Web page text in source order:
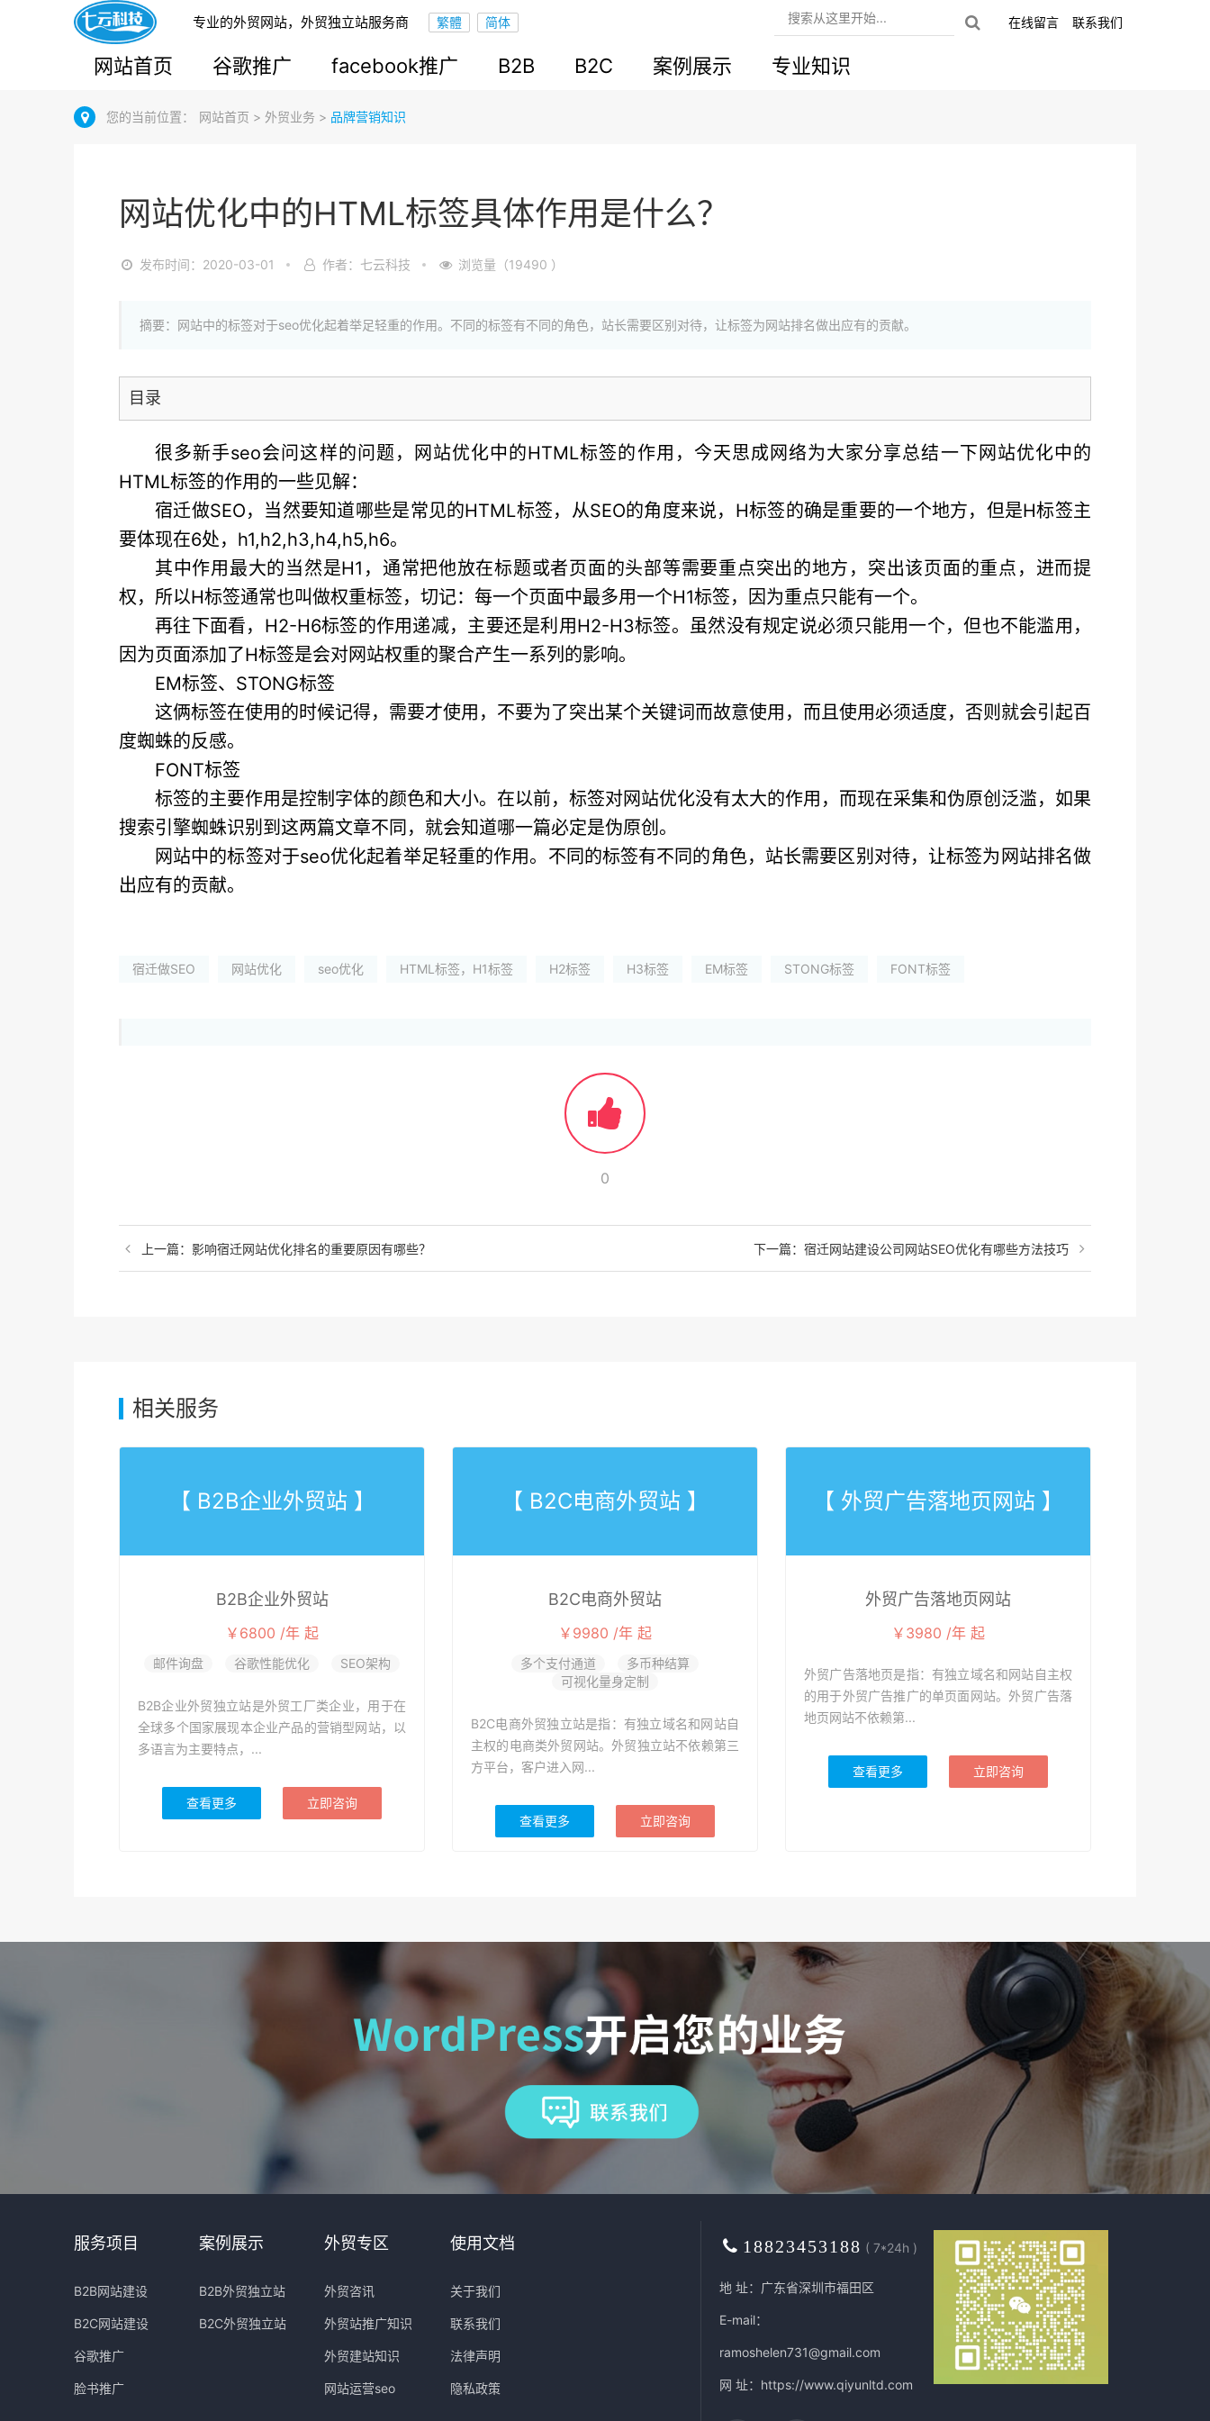
专业的外贸网站，外贸独立站服务商 在线留言 联系我们
网站首页 谷歌推广 facebook推广 B2B B2C 案例展示 专业知识
您的当前位置： 网站首页 > 外贸业务 > 品牌营销知识
网站优化中的HTML标签具体作用是什么？
发布时间：2020-03-01 作者：七云科技 浏览量（19490 ）
摘要：网站中的标签对于seo优化起着举足轻重的作用。不同的标签有不同的角色，站长需要区别对待，让标签为网站排名做出应有的贡献。
目录
很多新手seo会问这样的问题，网站优化中的HTML标签的作用，今天思成网络为大家分享总结一下网站优化中的
HTML标签的作用的一些见解：
宿迁做SEO，当然要知道哪些是常见的HTML标签，从SEO的角度来说，H标签的确是重要的一个地方，但是H标签主
要体现在6处，h1,h2,h3,h4,h5,h6。
其中作用最大的当然是H1，通常把他放在标题或者页面的头部等需要重点突出的地方，突出该页面的重点，进而提
权，所以H标签通常也叫做权重标签，切记：每一个页面中最多用一个H1标签，因为重点只能有一个。
再往下面看，H2-H6标签的作用递减，主要还是利用H2-H3标签。虽然没有规定说必须只能用一个，但也不能滥用，
因为页面添加了H标签是会对网站权重的聚合产生一系列的影响。
EM标签、STONG标签
这俩标签在使用的时候记得，需要才使用，不要为了突出某个关键词而故意使用，而且使用必须适度，否则就会引起百
度蜘蛛的反感。
FONT标签
标签的主要作用是控制字体的颜色和大小。在以前，标签对网站优化没有太大的作用，而现在采集和伪原创泛滥，如果
搜索引擎蜘蛛识别到这两篇文章不同，就会知道哪一篇必定是伪原创。
网站中的标签对于seo优化起着举足轻重的作用。不同的标签有不同的角色，站长需要区别对待，让标签为网站排名做
出应有的贡献。
宿迁做SEO 网站优化 seo优化 HTML标签，H1标签 H2标签 H3标签 EM标签 STONG标签 FONT标签
0
上一篇：影响宿迁网站优化排名的重要原因有哪些？ 下一篇：宿迁网站建设公司网站SEO优化有哪些方法技巧
相关服务
【 B2B企业外贸站 】
B2B企业外贸站
￥6800 /年 起
邮件询盘 谷歌性能优化 SEO架构
B2B企业外贸独立站是外贸工厂类企业，用于在
全球多个国家展现本企业产品的营销型网站，以
多语言为主要特点，...
查看更多 立即咨询
【 B2C电商外贸站 】
B2C电商外贸站
￥9980 /年 起
多个支付通道
多币种结算
可视化量身定制
B2C电商外贸独立站是指：有独立域名和网站自
主权的电商类外贸网站。外贸独立站不依赖第三
方平台，客户进入网...
查看更多 立即咨询
【 外贸广告落地页网站 】
外贸广告落地页网站
￥3980 /年 起
外贸广告落地页是指：有独立域名和网站自主权
的用于外贸广告推广的单页面网站。外贸广告落
地页网站不依赖第...
查看更多 立即咨询
服务项目
B2B网站建设
B2C网站建设
谷歌推广
脸书推广
案例展示
B2B外贸独立站
B2C外贸独立站
外贸专区
外贸咨讯
外贸站推广知识
外贸建站知识
网站运营seo
使用文档
关于我们
联系我们
法律声明
隐私政策
18823453188 ( 7*24h )
地 址：广东省深圳市福田区
E-mail：
ramoshelen731@gmail.com
网 址： https://www.qiyunltd.com